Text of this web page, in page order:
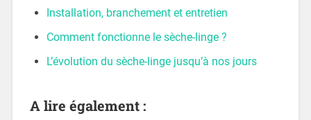
Installation, branchement et entretien
Comment fonctionne le sèche-linge ?
L’évolution du sèche-linge jusqu’à nos jours
A lire également :